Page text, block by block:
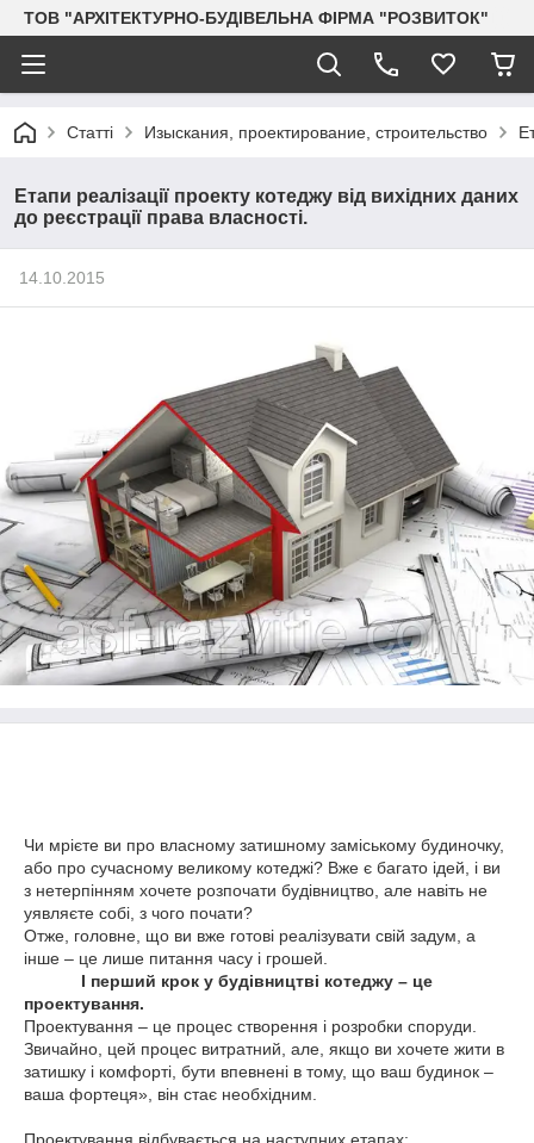
ТОВ "АРХІТЕКТУРНО-БУДІВЕЛЬНА ФІРМА "РОЗВИТОК"
Статті Изыскания, проектирование, строительство
Етапи реалізації проекту котеджу від вихідних даних
до реєстрації права власності.
14.10.2015
Чи мрієте ви про власному затишному заміському будиночку,
або про сучасному великому котеджі? Вже є багато ідей, і ви
з нетерпінням хочете розпочати будівництво, але навіть не
уявляєте собі, з чого почати?
Отже, головне, що ви вже готові реалізувати свій задум, а
інше – це лише питання часу і грошей.
І перший крок у будівництві котеджу – це
проектування.
Проектування – це процес створення і розробки споруди.
Звичайно, цей процес витратний, але, якщо ви хочете жити в
затишку і комфорті, бути впевнені в тому, що ваш будинок –
ваша фортеця», він стає необхідним.